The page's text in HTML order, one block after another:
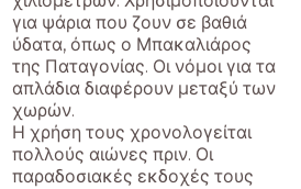
για ψάρια που ζουν σε βαθιά
ύδατα, όπως ο Μπακαλιάρος
της Παταγονίας. Οι νόμοι για τα
απλάδια διαφέρουν μεταξύ των
χωρών.
Η χρήση τους χρονολογείται
πολλούς αιώνες πριν. Οι
παραδοσιακές εκδοχές τους